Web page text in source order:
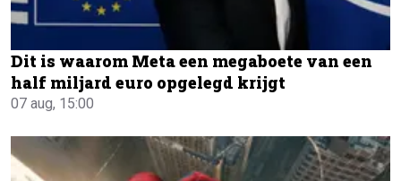
Dit is waarom Meta een megaboete van een
half miljard euro opgelegd krijgt
07 aug, 15:00